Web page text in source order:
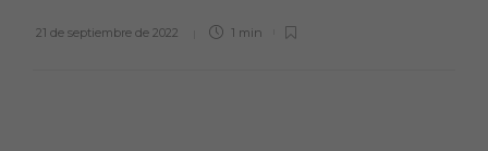
21 de septiembre de 2022 1 min